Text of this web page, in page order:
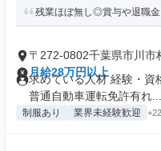
残業ほぼ無し◎賞与や退職金
〒272-0802千葉県市川市
月給28万円以上
求めている人材 経験・
普通自動車運転免許有れ...
制服あり 業界未経験歓迎